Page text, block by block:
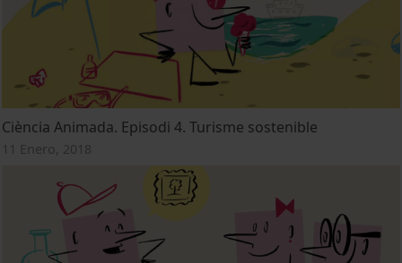
Ciència Animada. Episodi 4. Turisme sostenible
11 Enero, 2018